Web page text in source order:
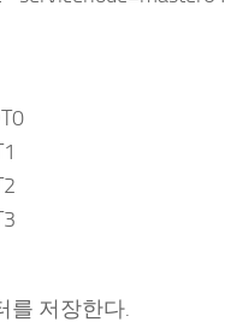
를 저장한다.